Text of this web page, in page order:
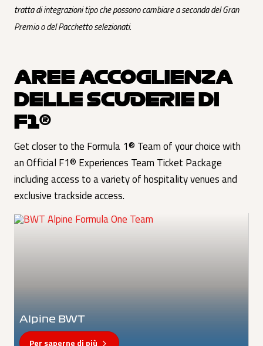
tratta di integrazioni tipo che possono cambiare a seconda del Gran
Premio o del Pacchetto selezionati.
AREE ACCOGLIENZA
DELLE SCUDERIE DI
F1®
Get closer to the Formula 1® Team of your choice with
an Official F1® Experiences Team Ticket Package
including access to a variety of hospitality venues and
exclusive trackside access.
Alpine BWT
Per saperne di più